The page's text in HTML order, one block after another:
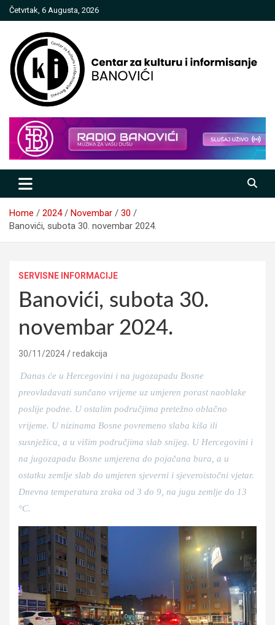
Skip
to
Četvrtak, 6 Augusta, 2026
Centar za kulturu i informisanje
Banovići
Home 2024 Novembar
30
Banovići, subota 30. novembar 2024.
SERVISNE INFORMACIJE
Banovići, subota 30.
novembar 2024.
30/11/2024 redakcija
Danas će u Hercegovini i na jugozapadu Bosne
preovladavati sunčano vrijeme uz umjeren porast naoblake
poslije podne. U ostalim područjima pretežno oblačno
vrijeme. U nizinama Bosne povremeno slaba kiša ili
susnježica, a u višim područjima slab snijeg. U Hercegovini i
na jugozapadu Bosne umjerena do pojačana bura, a u
ostatku zemlje slab do umjeren sjeverni i sjeveroistočni vjetar.
Dnevna temperatura zraka od 3 do 9, na jugu zemlje do 13
°C.